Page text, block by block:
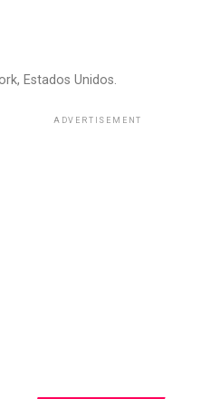
Estados Unidos.
ADVERTISEMENT